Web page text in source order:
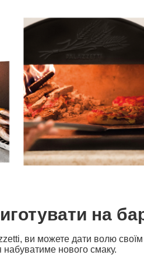
на
ви можете дати волю своїм
набуватиме нового смаку.